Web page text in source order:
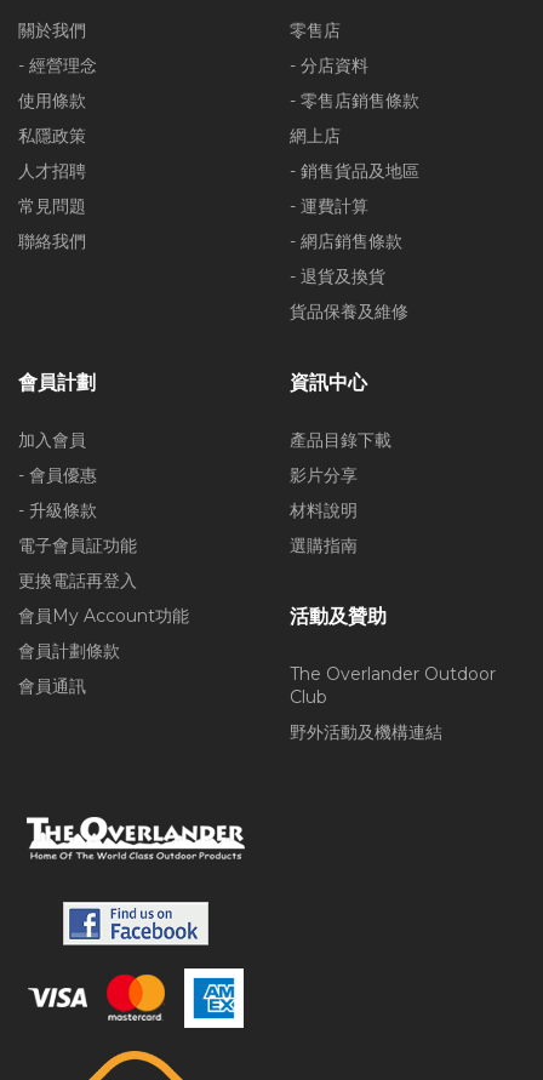
關於我們
- 經營理念
使用條款
私隱政策
人才招聘
常見問題
聯絡我們
零售店
- 分店資料
- 零售店銷售條款
網上店
- 銷售貨品及地區
- 運費計算
- 網店銷售條款
- 退貨及換貨
貨品保養及維修
會員計劃
加入會員
- 會員優惠
- 升級條款
電子會員証功能
更換電話再登入
會員My Account功能
會員計劃條款
會員通訊
資訊中心
產品目錄下載
影片分享
材料說明
選購指南
活動及贊助
The Overlander Outdoor
Club
野外活動及機構連結